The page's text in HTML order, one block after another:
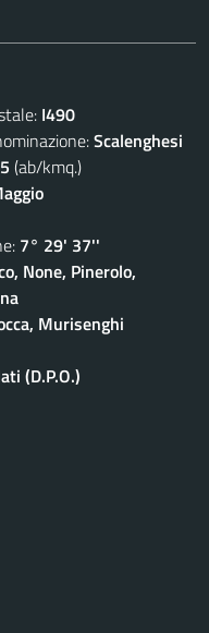
I490
Scalenghesi
(ab/kmq.)
7° 29' 37''
None, Pinerolo,
Murisenghi
(D.P.O.)